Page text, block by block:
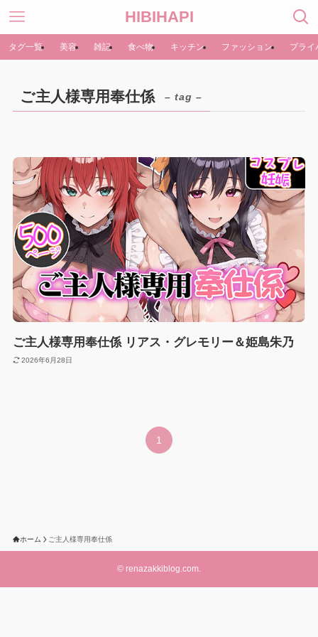
HIBIHAPI
タグ一覧 美容 雑記 食べ物 キッチン ファッション プライ
ご主人様専用奉仕係 – tag –
ご主人様専用奉仕係 リアス・グレモリー＆姫島朱乃
2026年6月28日
1
ホーム ご主人様専用奉仕係
© renazakkiblog.com.